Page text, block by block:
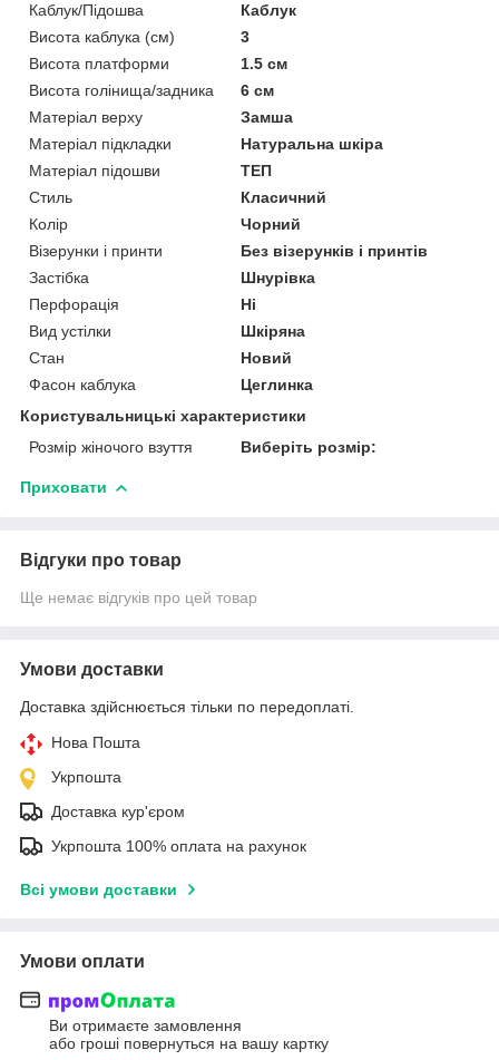
Каблук/Підошва
Каблук
Висота каблука (см)
3
Висота платформи
1.5 см
Висота голінища/задника
6 см
Матеріал верху
Замша
Матеріал підкладки
Натуральна шкіра
Матеріал підошви
ТЕП
Стиль
Класичний
Колір
Чорний
Візерунки і принти
Без візерунків і принтів
Застібка
Шнурівка
Перфорація
Ні
Вид устілки
Шкіряна
Стан
Новий
Фасон каблука
Цеглинка
Користувальницькі характеристики
Розмір жіночого взуття
Виберіть розмір:
Приховати
Відгуки про товар
Ще немає відгуків про цей товар
Умови доставки
Доставка здійснюється тільки по передоплаті.
Нова Пошта
Укрпошта
Доставка кур'єром
Укрпошта 100% оплата на рахунок
Всі умови доставки
Умови оплати
Ви отримаєте замовлення
або гроші повернуться на вашу картку